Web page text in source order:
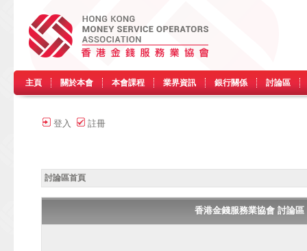
主頁 關於本會 本會課程 業界資訊 銀行關係 討論區
登入 註冊
討論區首頁
香港金錢服務業協會 討論